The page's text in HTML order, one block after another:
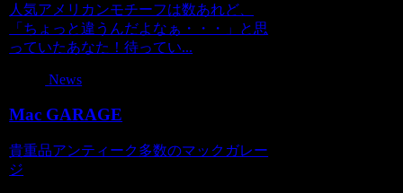
人気アメリカンモチーフは数あれど、
「ちょっと違うんだよなぁ・・・」と思
っていたあなた！待ってい...
News
Mac GARAGE
貴重品アンティーク多数のマックガレー
ジ